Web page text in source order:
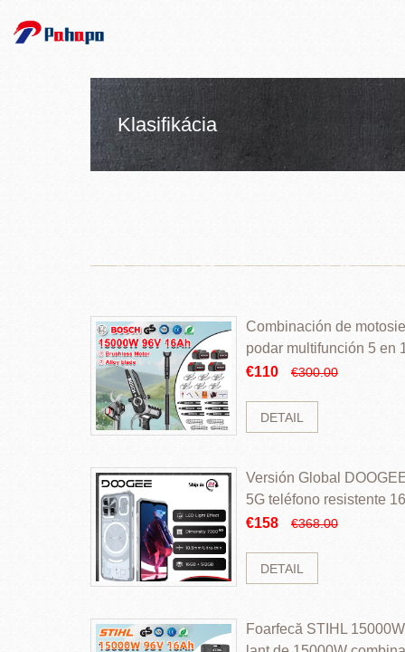
Klasifikácia
Combinación de
podar multifunción 5 en
€110
€300.00
DETAIL
Versión Global
5G teléfono resistente
ROM Mediatek
€158 €368.00
DETAIL
Foarfecă STIHL